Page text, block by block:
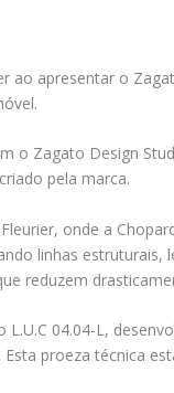
ao apresentar o
o Zagato Design
pela marca.
onde a
linhas
reduzem
04.04-L,
proeza técnica